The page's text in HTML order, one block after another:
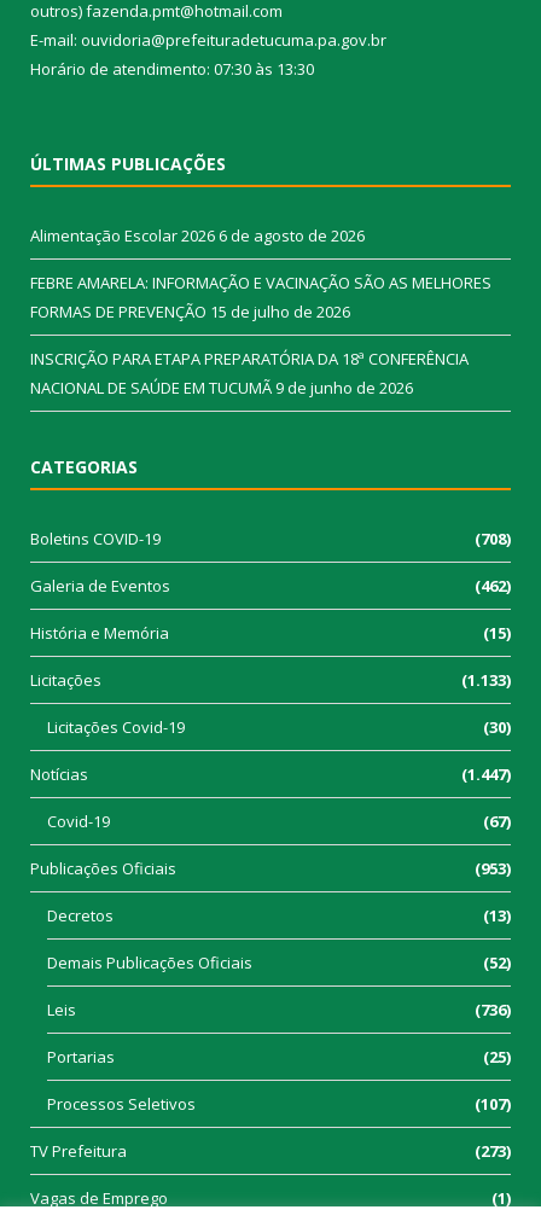
outros) fazenda.pmt@hotmail.com
E-mail: ouvidoria@prefeituradetucuma.pa.gov.br
Horário de atendimento: 07:30 às 13:30
ÚLTIMAS PUBLICAÇÕES
Alimentação Escolar 20266 de agosto de 2026
FEBRE AMARELA: INFORMAÇÃO E VACINAÇÃO SÃO AS MELHORES
FORMAS DE PREVENÇÃO 15 de julho de 2026
INSCRIÇÃO PARA ETAPA PREPARATÓRIA DA 18ª CONFERÊNCIA
NACIONAL DE SAÚDE EM TUCUMÃ9 de junho de 2026
CATEGORIAS
Boletins COVID-19 (708)
Galeria de Eventos (462)
História e Memória (15)
Licitações (1.133)
Licitações Covid-19 (30)
Notícias (1.447)
Covid-19 (67)
Publicações Oficiais (953)
Decretos (13)
Demais Publicações Oficiais (52)
Leis (736)
Portarias (25)
Processos Seletivos (107)
TV Prefeitura (273)
Vagas de Emprego (1)